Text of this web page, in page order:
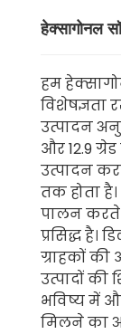
हेक्सागोनल
हम
विशेषज्ञता
उत्पादन
और 12.9
उत्पादन
तक होता
पालन करते
प्रसिद्ध
ग्राहकों
उत्पादों
भविष्य में
मिलने का